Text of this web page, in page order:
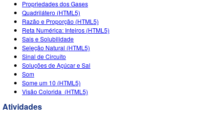
Propriedades dos Gases
Quadrilátero (HTML5)
Razão e Proporção (HTML5)
Reta Numérica: Inteiros (HTML5)
Sais e Solubilidade
Seleção Natural (HTML5)
Sinal de Circuito
Soluções de Açúcar e Sal
Som
Some um 10 (HTML5)
Visão Colorida (HTML5)
Atividades